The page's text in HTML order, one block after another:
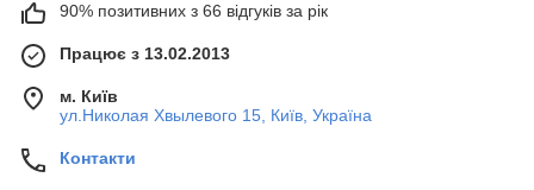
90% позитивних з 66 відгуків за рік
Працює з 13.02.2013
м. Київ
ул.Николая Хвылевого 15, Київ, Україна
Контакти